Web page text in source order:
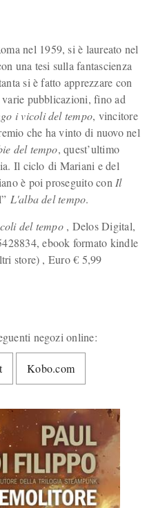
nel 1959, si è laureato nel
una tesi sulla fantascienza
si è fatto apprezzare con
pubblicazioni, fino ad
i vicoli del tempo, vincitore
che ha vinto di nuovo nel
del tempo, quest’ultimo
Il ciclo di Mariani e del
è poi proseguito con Il
L'alba del tempo.
del tempo, Delos Digital,
ebook formato kindle
store) , Euro€ 5,99
negozi online:
Kobo.com